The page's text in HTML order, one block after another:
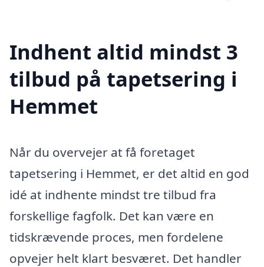
Indhent altid mindst 3
tilbud på tapetsering i
Hemmet
Når du overvejer at få foretaget
tapetsering i Hemmet, er det altid en god
idé at indhente mindst tre tilbud fra
forskellige fagfolk. Det kan være en
tidskrævende proces, men fordelene
opvejer helt klart besværet. Det handler